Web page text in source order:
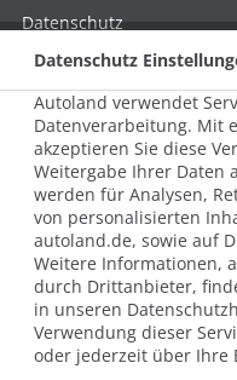
© 2026 AUTOLAND 24 SE & Co. Betriebs KG
Werner-von-Siemens-Str. 2, 06796
Datenschutz
Hinweisgebersystem nach
Beschwerde nach LkSG
Grundsatzerklärung zum
Datenschutz
Autoland verwendet
Datenverarbeitung. Mit
akzeptieren Sie diese
Weitergabe Ihrer Daten
werden für Analysen,
von personalisierten
autoland.de, sowie auf
Weitere Informationen,
durch Drittanbieter,
in unseren
Verwendung dieser
oder jederzeit über Ihre